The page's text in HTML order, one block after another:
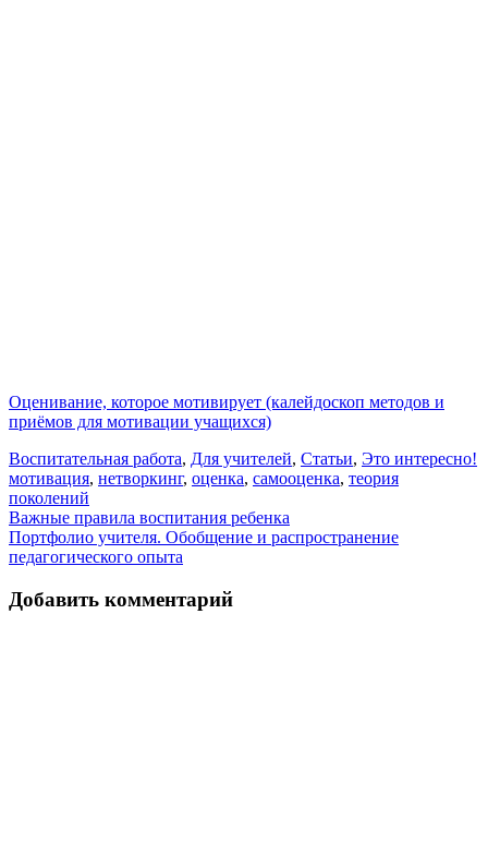
Оценивание, которое мотивирует (калейдоскоп методов и
приёмов для мотивации учащихся)
Воспитательная работа, Для учителей, Статьи, Это интересно!
мотивация, нетворкинг, оценка, самооценка, теория
поколений
Навигация
по
Важные правила воспитания ребенка
Портфолио учителя. Обобщение и распространение
педагогического опыта
Добавить комментарий